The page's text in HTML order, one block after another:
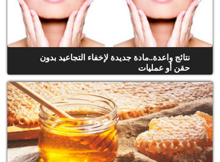
نتائج واعدة..مادة جديدة لإخفاء التجاعيد بدون
حقن أو عمليات